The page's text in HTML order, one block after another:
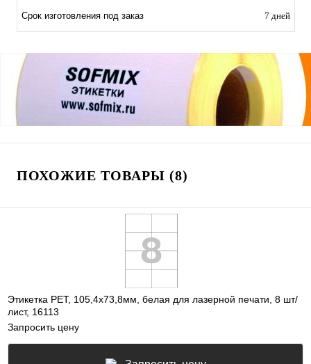
Срок изготовления под заказ 7 дней
ПОХОЖИЕ ТОВАРЫ (8)
Этикетка PEТ, 105,4х73,8мм, белая для лазерной печати, 8 шт/
лист, 16113
Запросить цену